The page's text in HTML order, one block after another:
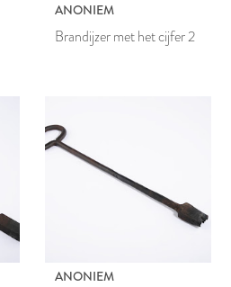
ANONIEM
Brandijzer met het cijfer 2
ANONIEM